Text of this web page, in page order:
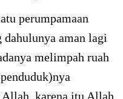
perumpamaan
dahulunya aman lagi
melimpah ruah
karena itu Allah